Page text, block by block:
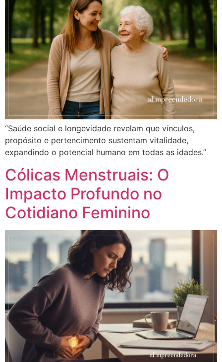
“Saúde social e longevidade revelam que vínculos,
propósito e pertencimento sustentam vitalidade,
expandindo o potencial humano em todas as idades.”
Cólicas Menstruais: O
Impacto Profundo no
Cotidiano Feminino